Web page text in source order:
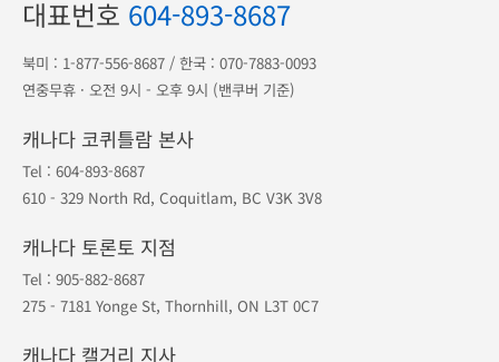
대표번호 604-893-8687
북미 : 1-877-556-8687 / 한국 : 070-7883-0093
연중무휴 · 오전 9시 - 오후 9시 (밴쿠버 기준)
캐나다 코퀴틀람 본사
Tel : 604-893-8687
610 - 329 North Rd, Coquitlam, BC V3K 3V8
캐나다 토론토 지점
Tel : 905-882-8687
275 - 7181 Yonge St, Thornhill, ON L3T 0C7
캐나다 캘거리 지사